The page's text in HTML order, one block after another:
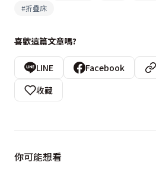
#折疊床
喜歡這篇文章嗎?
LINE Facebook
收藏
你可能想看